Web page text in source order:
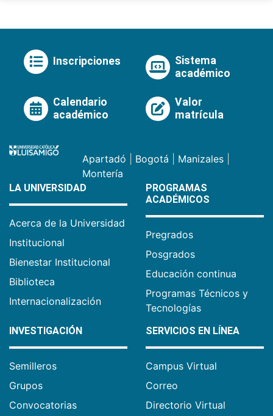
Inscripciones
Sistema
académico
Calendario
académico
Valor
matrícula
Apartadó Bogotá Manizales
Montería
LA UNIVERSIDAD
Acerca de la Universidad
Institucional
Bienestar Institucional
Biblioteca
Internacionalización
PROGRAMAS
ACADÉMICOS
Pregrados
Posgrados
Educación continua
Programas Técnicos y
Tecnologías
INVESTIGACIÓN
Semilleros
Grupos
Convocatorias
SERVICIOS EN LÍNEA
Campus Virtual
Correo
Directorio Virtual